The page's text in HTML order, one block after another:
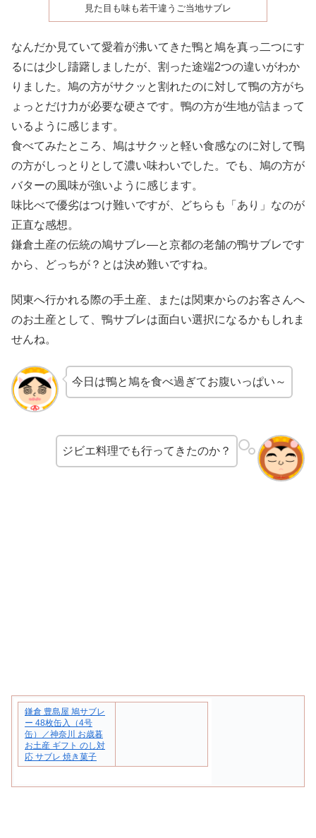
見た目も味も若干違うご当地サブレ
なんだか見ていて愛着が沸いてきた鴨と鳩を真っ二つにす
るには少し躊躇しましたが、割った途端2つの違いがわか
りました。鳩の方がサクッと割れたのに対して鴨の方がち
ょっとだけ力が必要な硬さです。鴨の方が生地が詰まって
いるように感じます。
食べてみたところ、鳩はサクッと軽い食感なのに対して鴨
の方がしっとりとして濃い味わいでした。でも、鳩の方が
バターの風味が強いように感じます。
味比べで優劣はつけ難いですが、どちらも「あり」なのが
正直な感想。
鎌倉土産の伝統の鳩サブレ―と京都の老舗の鴨サブレです
から、どっちが？とは決め難いですね。
関東へ行かれる際の手土産、または関東からのお客さんへ
のお土産として、鴨サブレは面白い選択になるかもしれま
せんね。
今日は鴨と鳩を食べ過ぎてお腹いっぱい～
ジビエ料理でも行ってきたのか？
鎌倉 豊島屋 鳩サブレ
ー 48枚缶入（4号
缶）／神奈川 お歳暮
お土産 ギフト のし対
応 サブレ 焼き菓子